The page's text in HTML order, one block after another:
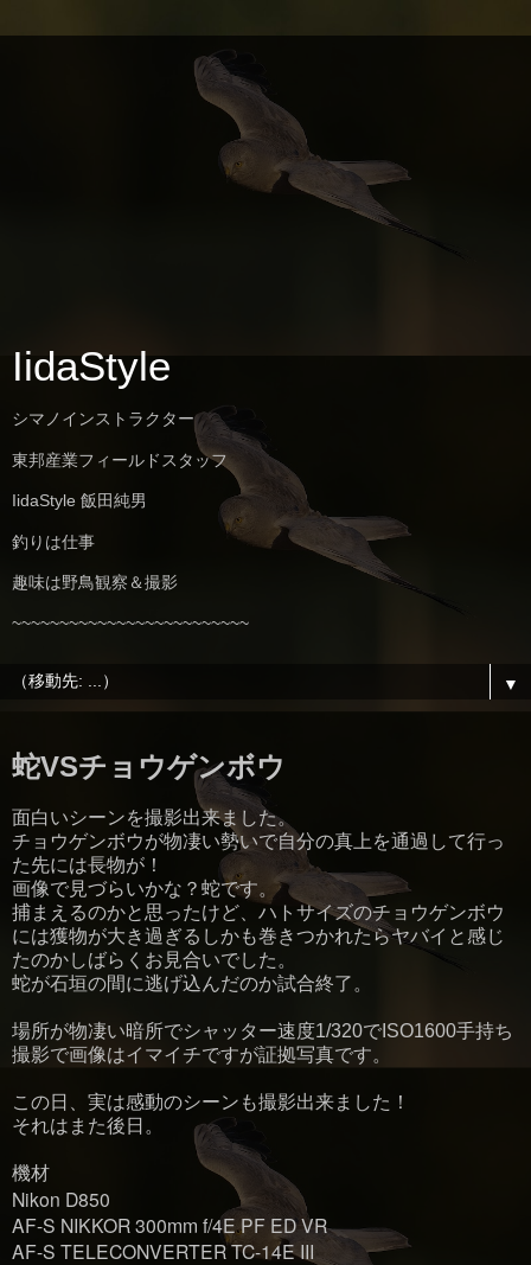
IidaStyle
シマノインストラクター
東邦産業フィールドスタッフ
IidaStyle 飯田純男
釣りは仕事
趣味は野鳥観察＆撮影
~~~~~~~~~~~~~~~~~~~~~~~~~
▼
蛇VSチョウゲンボウ
面白いシーンを撮影出来ました。
チョウゲンボウが物凄い勢いで自分の真上を通過して行っ
た先には長物が！
画像で見づらいかな？蛇です。
捕まえるのかと思ったけど、ハトサイズのチョウゲンボウ
には獲物が大き過ぎるしかも巻きつかれたらヤバイと感じ
たのかしばらくお見合いでした。
蛇が石垣の間に逃げ込んだのか試合終了。
場所が物凄い暗所でシャッター速度1/320でISO1600手持ち
撮影で画像はイマイチですが証拠写真です。
この日、実は感動のシーンも撮影出来ました！
それはまた後日。
機材
Nikon D850
AF-S NIKKOR 300mm f/4E PF ED VR
AF-S TELECONVERTER TC-14E III